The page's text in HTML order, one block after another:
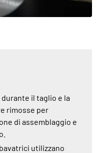
il taglio e la
rimosse per
di assemblaggio e
utilizzano